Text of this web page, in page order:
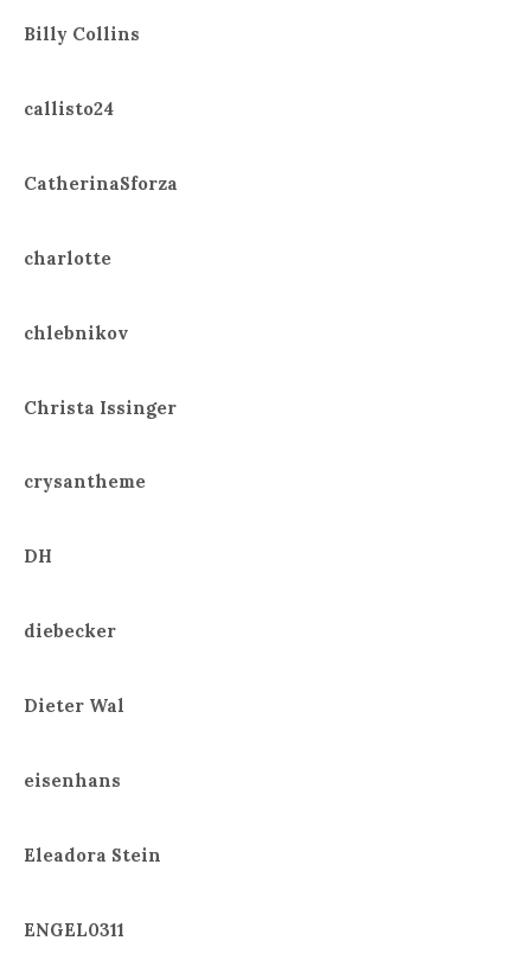
Billy Collins
callisto24
CatherinaSforza
charlotte
chlebnikov
Christa Issinger
crysantheme
DH
diebecker
Dieter Wal
eisenhans
Eleadora Stein
ENGEL0311